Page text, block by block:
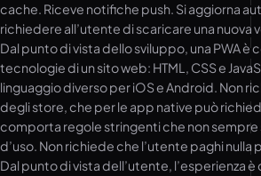
cache. Riceve notifiche push. Si aggiorna
richiedere all’utente di scaricare una nuova
Dal punto di vista dello sviluppo, una PWA è
tecnologie di un sito web: HTML, CSS e
linguaggio diverso per iOS e Android. Non
degli store, che per le app native può
comporta regole stringenti che non sempre
d’uso. Non richiede che l’utente paghi nulla
Dal punto di vista dell’utente, l’esperienza